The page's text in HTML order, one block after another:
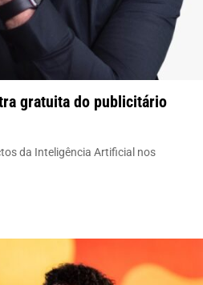
gratuita do publicitário
da Inteligência Artificial nos